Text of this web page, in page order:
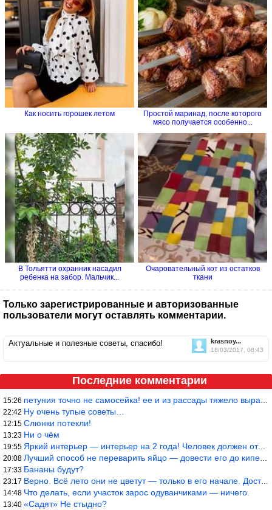
Как носить горошек летом
Простой маринад, после которого
мясо получается особенно...
В Тольятти охранник насадил
ребенка на забор. Мальчик...
Очаровательный кот из остатков
ткани
Только зарегистрированные и авторизованные
пользователи могут оставлять комментарии.
krasnoy...
18/03/2017, 08:43
Актуальные и полезные советы, спасибо!
Последние комментарии
15:26 петуния точно не самосейка! ее и из рассады тяжело вырастить!
22:42 Ну очень тупые советы…
12:15 Слюнки потекли!
13:23 Ни о чём
19:55 Яркий интерьер — интерьер на 2 года! Человек должен отдыхать в с
20:08 Лучший способ не переварить яйцо — довести его до кипения и выкл
17:33 Бананы будут?
23:17 Верно. Всё лето они не цветут — только в его начале. Достаточно
14:48 Что делать, если участок зарос одуванчиками — ничего.
13:40 «Садят» Не стыдно?